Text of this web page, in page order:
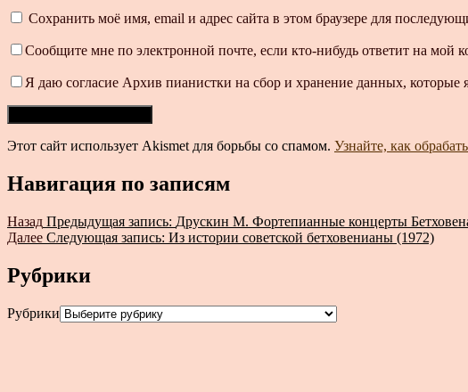
Сохранить моё имя, email и адрес сайта в этом браузере для
Сообщите мне по электронной почте, если кто-нибудь ответит на мой
Я даю согласие Архив пианистки на сбор и хранение данных, которые
Этот сайт использует Akismet для борьбы со спамом. Узнайте, как
Навигация по записям
Назад Предыдущая запись: Друскин М. Фортепианные концерты
Далее Следующая запись: Из истории советской бетховенианы (1972)
Рубрики
Рубрики